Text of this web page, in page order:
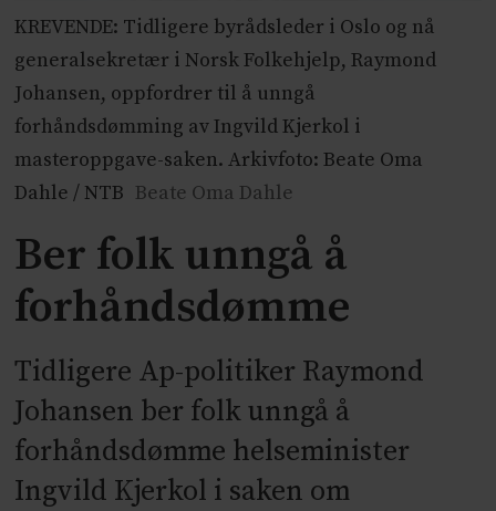
KREVENDE: Tidligere byrådsleder i Oslo og nå
generalsekretær i Norsk Folkehjelp, Raymond
Johansen, oppfordrer til å unngå
forhåndsdømming av Ingvild Kjerkol i
masteroppgave-saken. Arkivfoto: Beate Oma
Dahle / NTB Beate Oma Dahle
Ber folk unngå å
forhåndsdømme
Tidligere Ap-politiker Raymond
Johansen ber folk unngå å
forhåndsdømme helseminister
Ingvild Kjerkol i saken om